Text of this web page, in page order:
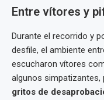
Entre vítores y
Durante el recorrido y
desfile, el ambiente
escucharon vítores
algunos simpatizantes,
gritos de